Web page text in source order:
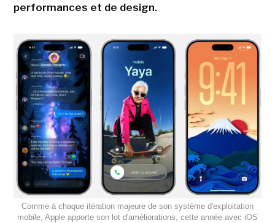
performances et de design.
Comme à chaque itération majeure de son système d'exploitation
mobile, Apple apporte son lot d'améliorations, cette année avec iOS